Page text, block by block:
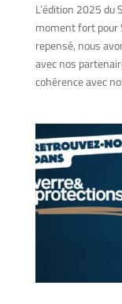
L’édition 2025 du
moment fort pour
repensé, nous
avec nos
cohérence avec